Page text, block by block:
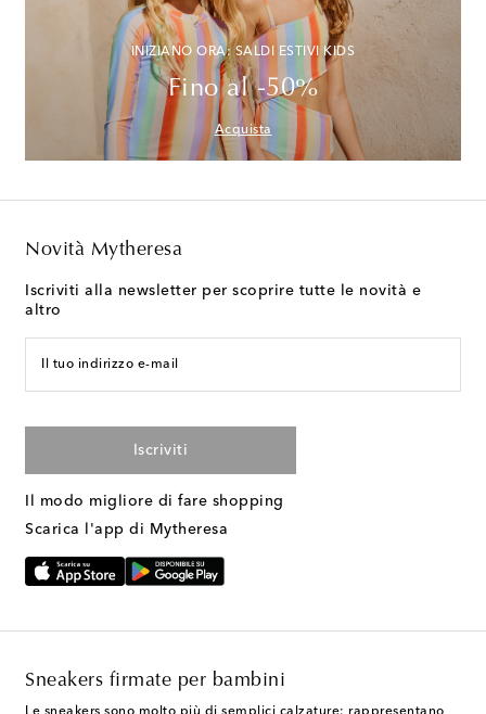
INIZIANO ORA: SALDI ESTIVI KIDS
Fino al -50%
Acquista
Novità Mytheresa
Iscriviti alla newsletter per scoprire tutte le novità e
altro
Il tuo indirizzo e-mail
Iscriviti
Il modo migliore di fare shopping
Scarica l'app di Mytheresa
Sneakers firmate per bambini